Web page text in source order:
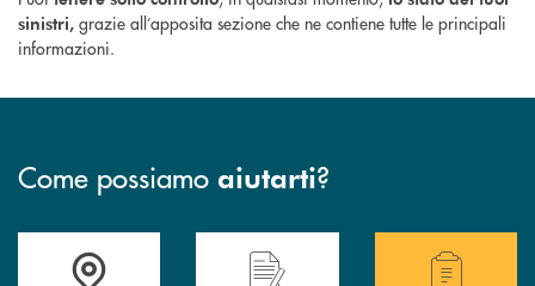
sinistri, grazie all’apposita sezione che ne contiene tutte le principali
informazioni.
Come possiamo aiutarti?
Accedi all'elenco completo delle filiali di Bcc Sarsina.
Hai bisogno di assistenza immediata ?
Hai bisogno di